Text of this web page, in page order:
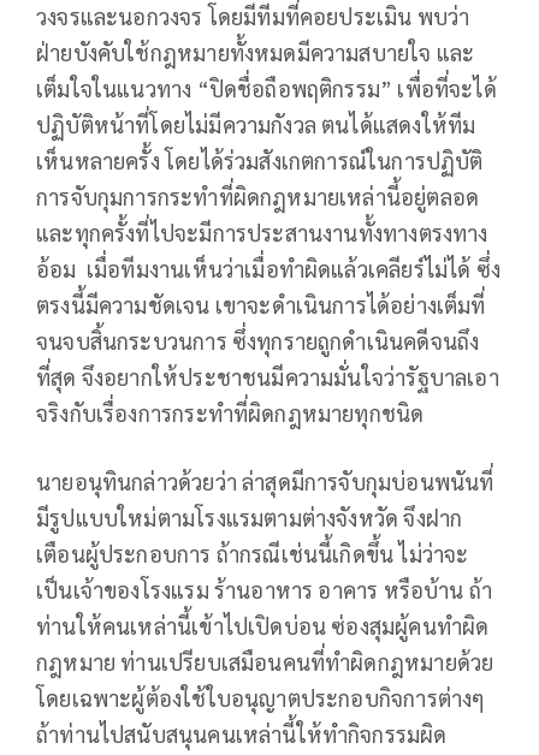
วงจรและนอกวงจร โดยมีทีมที่คอยประเมิน พบว่า
ฝ่ายบังคับใช้กฎหมายทั้งหมดมีความสบายใจ และ
เต็มใจในแนวทาง “ปิดชื่อถือพฤติกรรม” เพื่อที่จะได้
ปฏิบัติหน้าที่โดยไม่มีความกังวล ตนได้แสดงให้ทีม
เห็นหลายครั้ง โดยได้ร่วมสังเกตการณ์ในการปฏิบัติ
การจับกุมการกระทำที่ผิดกฎหมายเหล่านี้อยู่ตลอด
และทุกครั้งที่ไปจะมีการประสานงานทั้งทางตรงทาง
อ้อม เมื่อทีมงานเห็นว่าเมื่อทำผิดแล้วเคลียร์ไม่ได้ ซึ่ง
ตรงนี้มีความชัดเจน เขาจะดำเนินการได้อย่างเต็มที่
จนจบสิ้นกระบวนการ ซึ่งทุกรายถูกดำเนินคดีจนถึง
ที่สุด จึงอยากให้ประชาชนมีความมั่นใจว่ารัฐบาลเอา
จริงกับเรื่องการกระทำที่ผิดกฎหมายทุกชนิด
นายอนุทินกล่าวด้วยว่า ล่าสุดมีการจับกุมบ่อนพนันที่
มีรูปแบบใหม่ตามโรงแรมตามต่างจังหวัด จึงฝาก
เตือนผู้ประกอบการ ถ้ากรณีเช่นนี้เกิดขึ้น ไม่ว่าจะ
เป็นเจ้าของโรงแรม ร้านอาหาร อาคาร หรือบ้าน ถ้า
ท่านให้คนเหล่านี้เข้าไปเปิดบ่อน ซ่องสุมผู้คนทำผิด
กฎหมาย ท่านเปรียบเสมือนคนที่ทำผิดกฎหมายด้วย
โดยเฉพาะผู้ต้องใช้ใบอนุญาตประกอบกิจการต่างๆ
ถ้าท่านไปสนับสนุนคนเหล่านี้ให้ทำกิจกรรมผิด